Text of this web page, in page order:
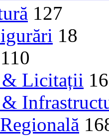
127
18
110
& Licitații 16